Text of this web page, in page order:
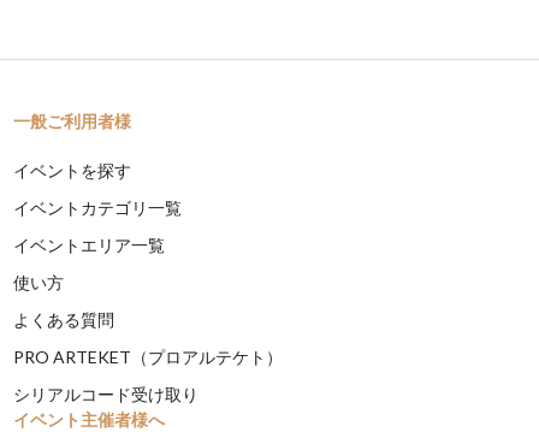
一般ご利用者様
イベントを探す
イベントカテゴリ一覧
イベントエリア一覧
使い方
よくある質問
PRO ARTEKET（プロアルテケト）
シリアルコード受け取り
イベント主催者様へ